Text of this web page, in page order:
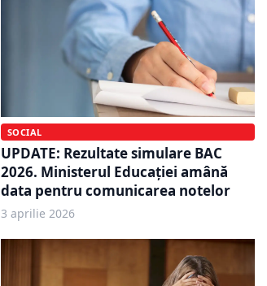
SOCIAL
UPDATE: Rezultate simulare BAC
2026. Ministerul Educaţiei amână
data pentru comunicarea notelor
3 aprilie 2026